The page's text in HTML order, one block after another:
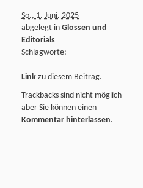
So., 1. Juni. 2025
abgelegt in Glossen und
Editorials
Schlagworte:
Link zu diesem Beitrag.
Trackbacks sind nicht möglich
aber Sie können einen
Kommentar hinterlassen.